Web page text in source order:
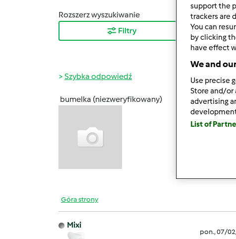
Rozszerz wyszukiwanie
Filtry
Sortuj po:
Szybka odpowiedź
bumelka (niezweryfikowany)
pt., 06/29/
Góra strony
Mixi
pon., 07/
support the
trackers are
You can
by clicking
have effect
We and
Use precise
Store and/or
advertising
List of